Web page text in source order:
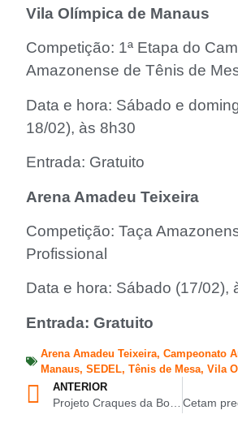
Vila Olímpica de Manaus
Competição: 1ª Etapa do
Amazonense de Tênis de
Data e hora: Sábado e
18/02), às 8h30
Entrada: Gratuito
Arena Amadeu Teixeira
Competição: Taça
Profissional
Data e hora: Sábado (17/02),
Entrada: Gratuito
Arena Amadeu Teixeira, Campeonato
Manaus, SEDEL, Tênis de Mesa, Vila
ANTERIOR
Projeto Craques da Bola recebe emenda parlamentar de Caio André para material esportivo